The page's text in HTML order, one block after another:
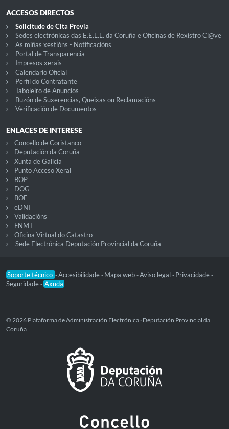
ACCESOS DIRECTOS
Solicitude de Cita Previa
Sedes electrónicas das E.E.L.L. da Coruña e Oficinas de Rexistro Cl@ve
As miñas xestións - Notificacións
Portal de Transparencia
Impresos xerais
Calendario Oficial
Perfil do Contratante
Taboleiro de Anuncios
Buzón de Suxerencias, Queixas ou Reclamacións
Verificación de Documentos
ENLACES DE INTERESE
Concello de Coristanco
Deputación da Coruña
Xunta de Galicia
Punto Acceso Xeral
BOP
DOG
BOE
eDNI
Validacións
FNMT
Oficina Virtual do Catastro
Sede Electrónica Deputación Provincial da Coruña
Soporte técnico -Accesibilidade - Mapa web -Aviso legal - Privacidade -
Seguridade - Axuda
© 2026 Plataforma de Administración Electrónica · Deputación Provincial da
Coruña